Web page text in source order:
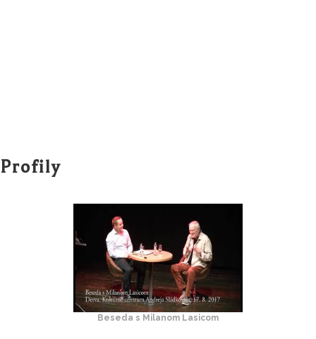
Profily
Beseda s Milanom Lasicom